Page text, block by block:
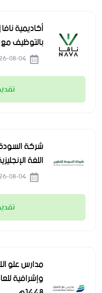
أكاديمية
بالتوظيف
شركة
اللغة
مدارس علو
وإشرافية